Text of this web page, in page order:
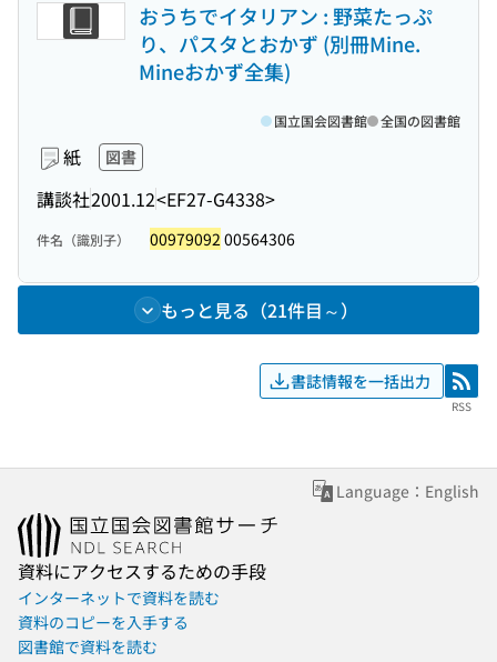
おうちでイタリアン : 野菜たっぷ
り、パスタとおかず (別冊Mine.
Mineおかず全集)
紙 図書
講談社2001.12<EF27-G4338>
国立国会図書館 全国の図書館
件名（識別子） 00979092 00564306
もっと見る（21件目～）
書誌情報を一括出力 RSS
RSS
Language：English
資料にアクセスするための手段
インターネットで資料を読む
資料のコピーを入手する
図書館で資料を読む